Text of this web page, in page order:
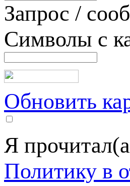
Запрос /
Символы с
Обновить
Я
Политику в